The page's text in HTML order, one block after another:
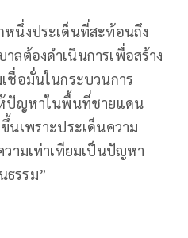
หนึ่งประเด็นที่สะท้อนถึง
ลต้องดำเนินการเพื่อสร้าง
ชื่อมั่นในกระบวนการ
ห้ปัญหาในพื้นที่ชายแดน
นเพราะประเด็นความ
วามเท่าเทียมเป็นปัญหา
รรม”